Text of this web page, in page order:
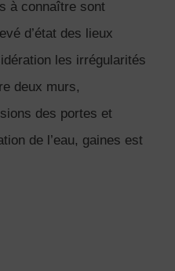
à connaître sont
d’état des lieux
les irrégularités
deux murs,
des portes et
de l’eau, gaines est